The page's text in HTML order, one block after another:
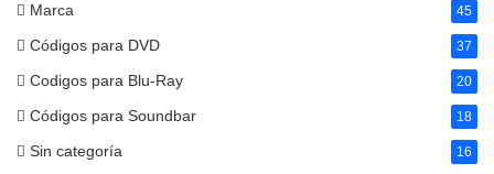
Marca 45
Códigos para DVD 37
Codigos para Blu-Ray 20
Códigos para Soundbar 18
Sin categoría 16